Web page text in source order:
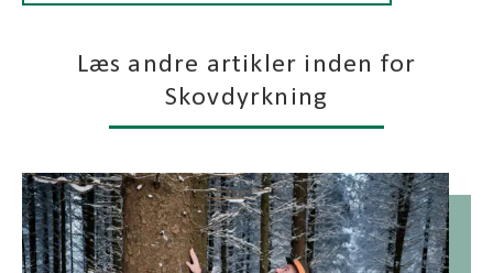
Læs andre artikler inden for
Skovdyrkning